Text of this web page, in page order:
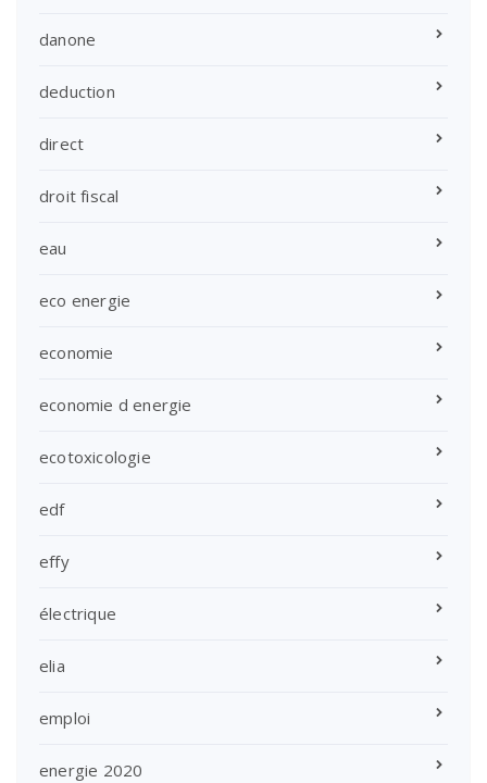
danone
deduction
direct
droit fiscal
eau
eco energie
economie
economie d energie
ecotoxicologie
edf
effy
électrique
elia
emploi
energie 2020